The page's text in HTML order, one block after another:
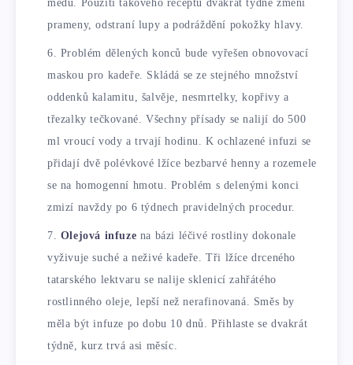
medu. Použití takového receptu dvakrát týdně změní
prameny, odstraní lupy a podráždění pokožky hlavy.
Problém dělených konců bude vyřešen obnovovací
maskou pro kadeře. Skládá se ze stejného množství
oddenků kalamitu, šalvěje, nesmrtelky, kopřivy a
třezalky tečkované. Všechny přísady se nalijí do 500
ml vroucí vody a trvají hodinu. K ochlazené infuzi se
přidají dvě polévkové lžíce bezbarvé henny a rozemele
se na homogenní hmotu. Problém s delenými konci
zmizí navždy po 6 týdnech pravidelných procedur.
Olejová infuze na bázi léčivé rostliny dokonale
vyživuje suché a neživé kadeře. Tři lžíce drceného
tatarského lektvaru se nalije sklenicí zahřátého
rostlinného oleje, lepší než nerafinovaná. Směs by
měla být infuze po dobu 10 dnů. Přihlaste se dvakrát
týdně, kurz trvá asi měsíc.